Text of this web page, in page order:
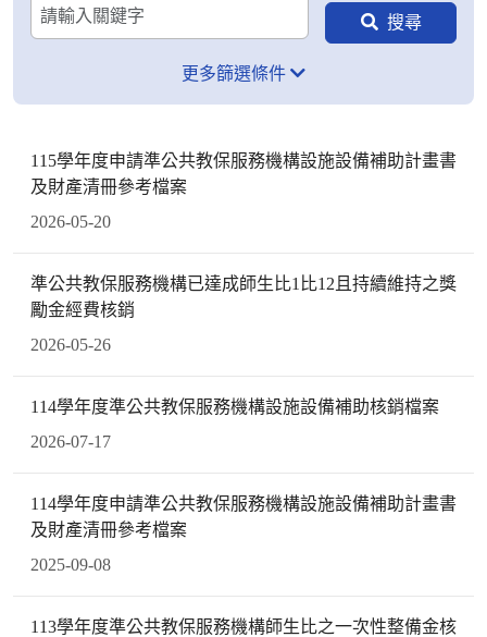
更多篩選條件
115學年度申請準公共教保服務機構設施設備補助計畫書
及財產清冊參考檔案
2026-05-20
準公共教保服務機構已達成師生比1比12且持續維持之獎
勵金經費核銷
2026-05-26
114學年度準公共教保服務機構設施設備補助核銷檔案
2026-07-17
114學年度申請準公共教保服務機構設施設備補助計畫書
及財產清冊參考檔案
2025-09-08
113學年度準公共教保服務機構師生比之一次性整備金核